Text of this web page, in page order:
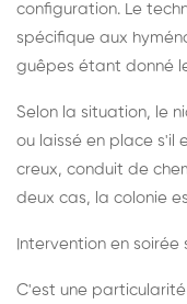
configuration. Le
spécifique aux
guêpes étant donné
Selon la situation, le
ou laissé en place s'il
creux, conduit de
deux cas, la colonie
Intervention en soirée
C'est une